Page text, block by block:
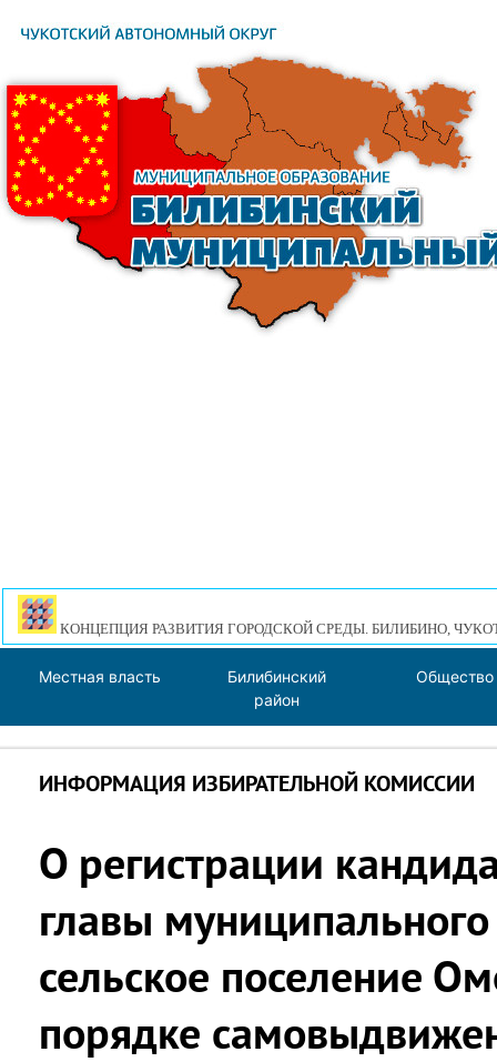
КОНЦЕПЦИЯ РАЗВИТИЯ ГОРОДСКОЙ СРЕДЫ. БИЛИБИНО,
Местная власть
Билибинский
район
Общество
ИНФОРМАЦИЯ ИЗБИРАТЕЛЬНОЙ КОМИССИИ
О регистрации
главы
сельское поселение
порядке